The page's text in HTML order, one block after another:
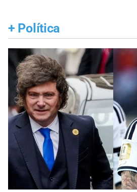
+ Política